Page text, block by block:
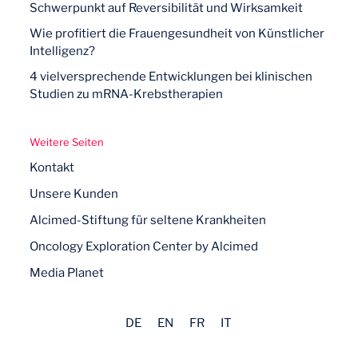
Schwerpunkt auf Reversibilität und Wirksamkeit
Wie profitiert die Frauengesundheit von Künstlicher
Intelligenz?
4 vielversprechende Entwicklungen bei klinischen
Studien zu mRNA-Krebstherapien
Weitere Seiten
Kontakt
Unsere Kunden
Alcimed-Stiftung für seltene Krankheiten
Oncology Exploration Center by Alcimed
Media Planet
DE EN FR IT